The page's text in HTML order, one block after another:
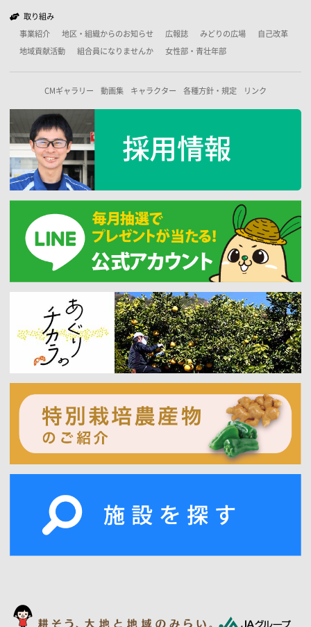
取り組み
事業紹介 地区・組織からのお知らせ 広報誌 みどりの広場 自己改革
地域貢献活動 組合員になりませんか 女性部・青壮年部
CMギャラリー 動画集 キャラクター 各種方針・規定 リンク